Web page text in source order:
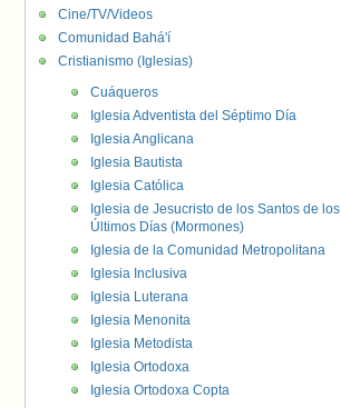
Cine/TV/Videos
Comunidad Bahá'í
Cristianismo (Iglesias)
Cuáqueros
Iglesia Adventista del Séptimo Día
Iglesia Anglicana
Iglesia Bautista
Iglesia Católica
Iglesia de Jesucristo de los Santos de los
Últimos Días (Mormones)
Iglesia de la Comunidad Metropolitana
Iglesia Inclusiva
Iglesia Luterana
Iglesia Menonita
Iglesia Metodista
Iglesia Ortodoxa
Iglesia Ortodoxa Copta